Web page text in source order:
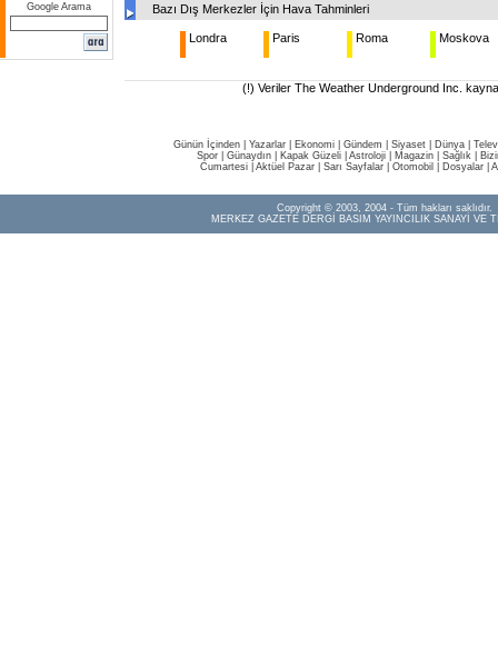
Google Arama Bazı Dış Merkezler İçin Hava Tahminleri
Londra Paris Roma Moskova
(!) Veriler The Weather Underground Inc.
Günün İçinden Yazarlar Ekonomi Gündem Siyaset Dünya |
Spor
Günaydın Kapak Güzeli Astroloji Magazin Sağlık
Cumartesi| Aktüel Pazar| Sarı Sayfalar| Otomobil Dosyalar|
Copyright © 2003, 2004 - Tüm hakları saklıdır.
MERKEZ GAZETE DERGİ BASIM YAYINCILIK SANAYİ VE